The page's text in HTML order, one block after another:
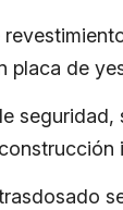
placa de
seguridad,